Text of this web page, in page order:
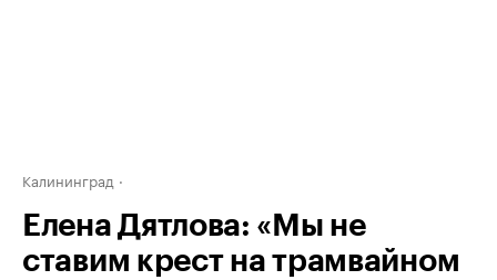
Калининград
Елена Дятлова: «Мы не
ставим крест на трамвайном